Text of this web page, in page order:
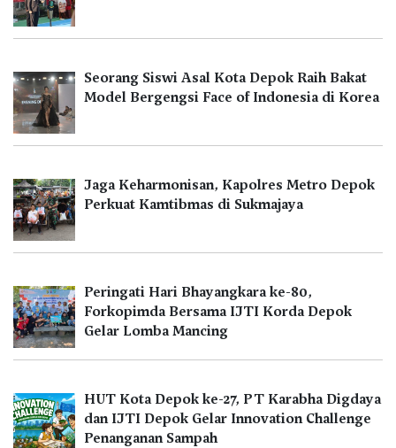
Seorang Siswi Asal Kota Depok Raih Bakat
Model Bergengsi Face of Indonesia di Korea
Jaga Keharmonisan, Kapolres Metro Depok
Perkuat Kamtibmas di Sukmajaya
Peringati Hari Bhayangkara ke-80,
Forkopimda Bersama IJTI Korda Depok
Gelar Lomba Mancing
HUT Kota Depok ke-27, PT Karabha Digdaya
dan IJTI Depok Gelar Innovation Challenge
Penanganan Sampah